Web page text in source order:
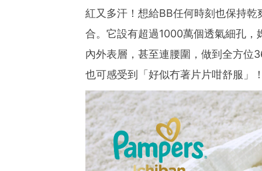
紅又多汗！想給BB任何時刻也保持
合。它設有超過1000萬個透氣細孔
內外表層，甚至連腰圍，做到全方
也可感受到「好似冇著片片咁舒服」